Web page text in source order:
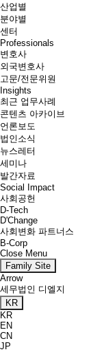
산업별
분야별
센터
Professionals
변호사
외국변호사
고문/전문위원
Insights
최근 업무사례
콘텐츠 아카이브
언론보도
법인소식
뉴스레터
세미나
발간자료
Social Impact
사회공헌
D-Tech
D'Change
사회변화 파트너스
B-Corp
Close Menu
Family Site
Arrow
세무법인 디엘지
KR
KR
EN
CN
JP